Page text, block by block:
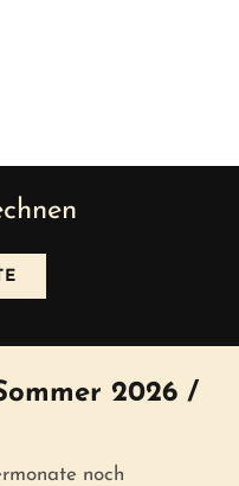
2026 /
noch